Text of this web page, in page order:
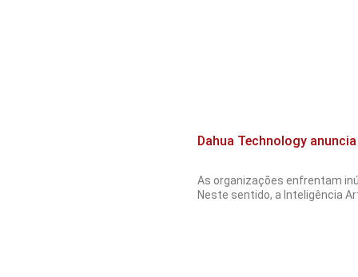
Dahua Technology
As organizações enfrentam
Neste sentido, a Inteligência